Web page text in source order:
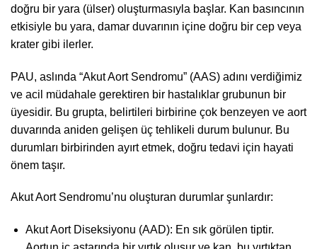
doğru bir yara (ülser) oluşturmasıyla başlar. Kan basıncının
etkisiyle bu yara, damar duvarının içine doğru bir cep veya
krater gibi ilerler.
PAU, aslında “Akut Aort Sendromu” (AAS) adını verdiğimiz
ve acil müdahale gerektiren bir hastalıklar grubunun bir
üyesidir. Bu grupta, belirtileri birbirine çok benzeyen ve aort
duvarında aniden gelişen üç tehlikeli durum bulunur. Bu
durumları birbirinden ayırt etmek, doğru tedavi için hayati
önem taşır.
Akut Aort Sendromu’nu oluşturan durumlar şunlardır:
Akut Aort Diseksiyonu (AAD): En sık görülen tiptir.